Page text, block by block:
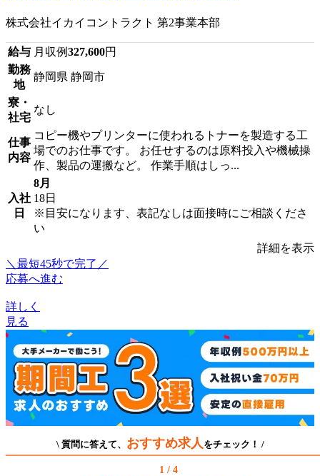
株式会社イカイコントラクト 第2事業本部
給与 月収例327,600円
勤務
地
静岡県 静岡市
寮・
社宅
なし
仕事
内容
コピー機やプリンターに使われるトナーを製造する工
場でのお仕事です。 お任せするのは原料投入や機械操
作、製品の運搬など。 作業手順はしっ...
入社
日
8月
18日
※目安になります、表記なしは面接時にご相談くださ
い
詳細を表示
＼最短45秒で完了／
応募へ進む
詳しく
見る
\ 質問に答えて、 おすすめ求人 をチェック！ /
1 / 4